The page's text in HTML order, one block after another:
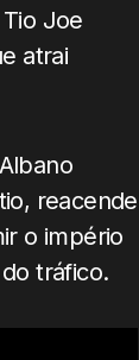
Joe
atrai
reacende
o império
tráfico.